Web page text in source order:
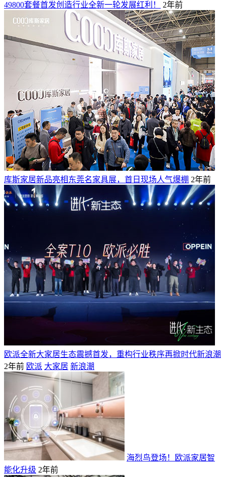
49800套餐首发创造行业全新一轮发展红利！
2年前
库斯家居新品亮相东莞名家具展，首日现场人气爆棚 2年前
欧派全新大家居生态震撼首发，重构行业秩序再掀时代新浪潮
2年前 欧派 大家居 新浪潮
海烈鸟登场！欧派家居智
能化升级 2年前